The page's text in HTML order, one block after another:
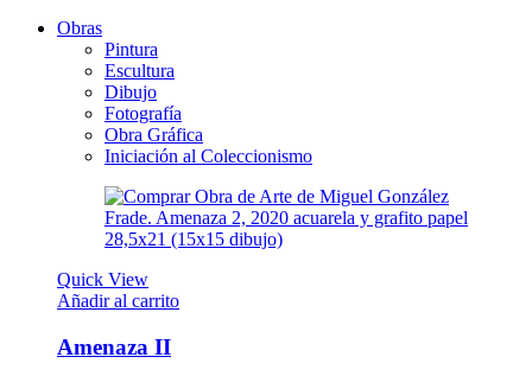
Obras
Pintura
Escultura
Dibujo
Fotografía
Obra Gráfica
Iniciación al Coleccionismo
Quick View
Añadir al carrito
Amenaza II